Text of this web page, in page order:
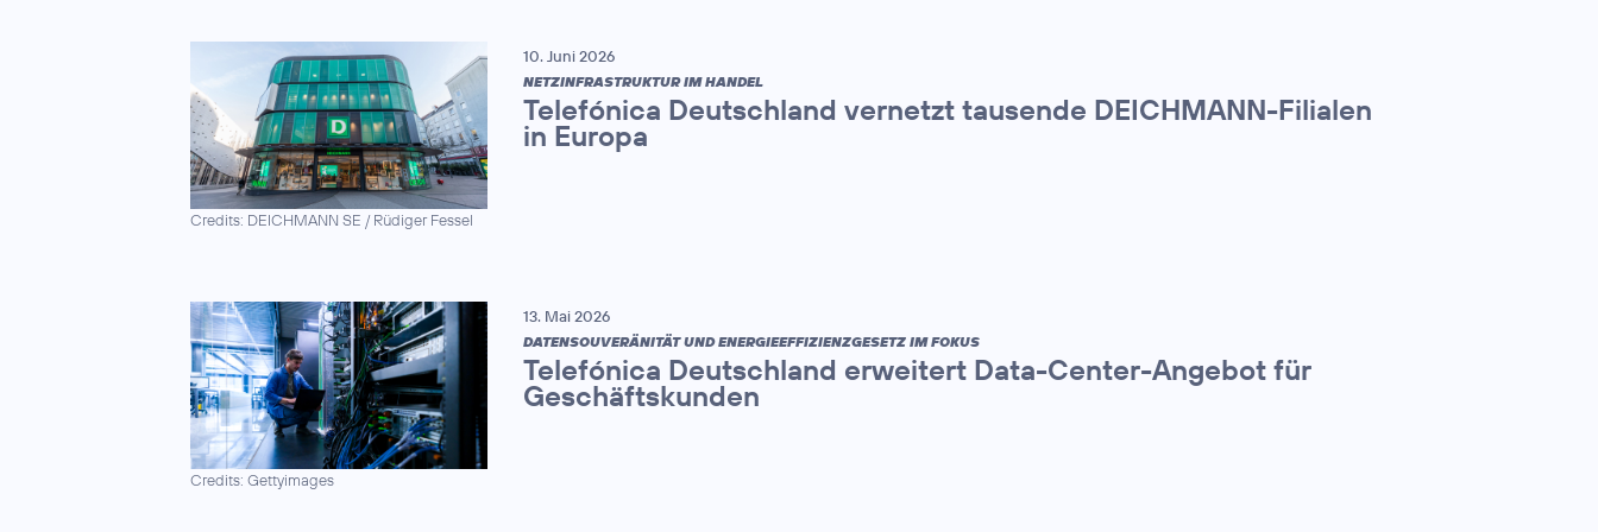
Credits: DEICHMANN SE / Rüdiger Fessel
10. Juni 2026
NETZINFRASTRUKTUR IM HANDEL
Telefónica Deutschland vernetzt tausende DEICHMANN-Filialen
in Europa
Credits: Gettyimages
13. Mai 2026
DATENSOUVERÄNITÄT UND ENERGIEEFFIZIENZGESETZ IM FOKUS
Telefónica Deutschland erweitert Data-Center-Angebot für
Geschäftskunden